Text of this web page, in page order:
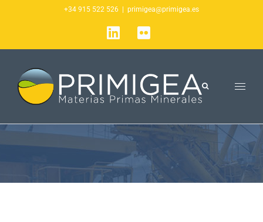
+34 915 522 526 primigea@primigea.es
LinkedIn
Flickr